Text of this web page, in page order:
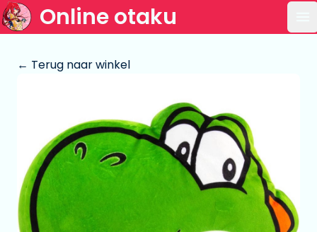
Online otaku
← Terug naar winkel